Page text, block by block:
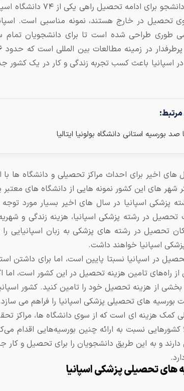
سالانه هزاران
تحصیل در خارج هستند، نمونه مناسبی است.
طوری طراحی شده است تا برای دانشجویان تمام
اسپانیا باعث کسب تجربه زندگی و کار در یک کشور
بورسیه استانی دانشگاه بولونیا ایتالیا
های اخیر برای احداث مراکز تحصیلی و دانشگاه ها
شهر های این کشور نمونه هایی از دانشگاه های
پزشکی اسپانیا در سال های اخیر بسیار مورد
تحصیل در رشته پزشکی اسپانیا، هزینه زندگی و
تحصیل در رشته های پزشکی به زبان اسپانیایی
اسپانیا خواهند داشت.
در اسپانیا نسبتا پایین است، اما برای داشتن
از راه‌های تامین هزینه تحصیل در این کشور است، اما
بخشی از هزینه تحصیل خود را تامین کنید. کشور
بورسیه های تحصیلی پزشکی اسپانیا را فراهم می
کمک‌ هزینه ‌ای است که از سوی دانشگاه‌ ها، مراکز
نسبت به ارائه چنین بورسیه‌هایی اقدام
و به این طریق دانشجویان را برای تحصیل و کار
های تحصیلی پزشکی اسپانیا